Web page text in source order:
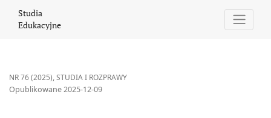
Studia
Edukacyjne
NR 76 (2025),STUDIA I ROZPRAWY
Opublikowane 2025-12-09